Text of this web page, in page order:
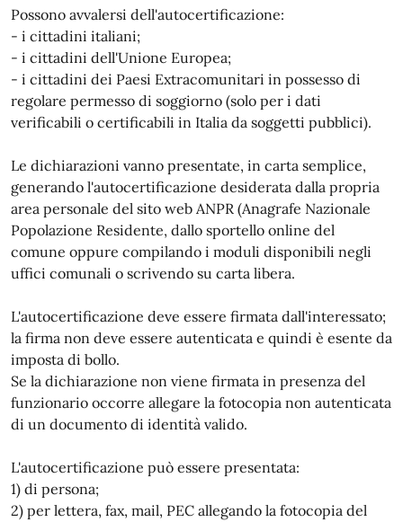
Possono avvalersi dell'autocertificazione:
- i cittadini italiani;
- i cittadini dell'Unione Europea;
- i cittadini dei Paesi Extracomunitari in possesso di
regolare permesso di soggiorno (solo per i dati
verificabili o certificabili in Italia da soggetti pubblici).
Le dichiarazioni vanno presentate, in carta semplice,
generando l'autocertificazione desiderata dalla propria
area personale del sito web ANPR (Anagrafe Nazionale
Popolazione Residente, dallo sportello online del
comune oppure compilando i moduli disponibili negli
uffici comunali o scrivendo su carta libera.
L'autocertificazione deve essere firmata dall'interessato;
la firma non deve essere autenticata e quindi è esente da
imposta di bollo.
Se la dichiarazione non viene firmata in presenza del
funzionario occorre allegare la fotocopia non autenticata
di un documento di identità valido.
L'autocertificazione può essere presentata:
1) di persona;
2) per lettera, fax, mail, PEC allegando la fotocopia del